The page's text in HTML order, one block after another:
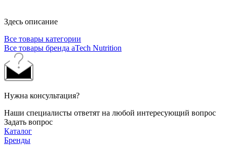
Здесь описание
Все товары категории
Все товары бренда aTech Nutrition
Нужна консультация?
Наши специалисты ответят на любой интересующий вопрос
Задать вопрос
Каталог
Бренды